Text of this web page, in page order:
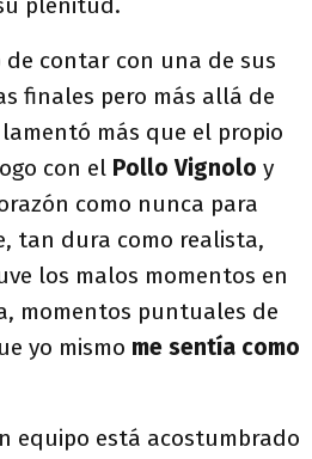
de contar con una de sus
finales pero más allá de
más que el propio
con el Pollo Vignolo y
como nunca para
tan dura como realista,
los malos momentos en
momentos puntuales de
yo mismo me sentía como
equipo está acostumbrado